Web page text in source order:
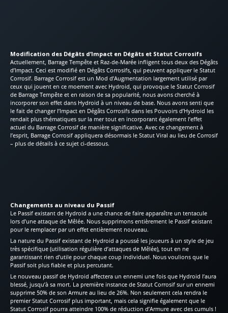
Modification des Dégâts d’Impact en Dégâts et Statut Corrosifs
Actuellement, Barrage Tempête et Raz-de-Marée infligent tous deux des Dégâts
d’Impact. Ceci est modifié en Dégâts Corrosifs, qui peuvent appliquer le Statut
Corrosif. Barrage Corrosif est un Mod d’Augmentation largement utilisé par
ceux qui jouent en ce moement avec Hydroid, qui provoque le Statut Corrosif
de Barrage Tempête et en raison de sa popularité, nous avons cherché à
incorporer son effet dans Hydroid à un niveau de base. Nous avons senti que
le fait de changer l’Impact en Dégâts Corrosifs dans les Pouvoirs d’Hydroid les
rendait plus thématiques sur la mer tout en incorporant également l’effet
actuel du Barrage Corrosif de manière significative. Avec ce changement à
l’esprit, Barrage Corrosif appliquera désormais le Statut Viral au lieu de Corrosif
– plus de détails à ce sujet ci-dessous.
Changements au niveau du Passif
Le Passif existant de Hydroid a une chance de faire apparaître un tentacule
lors d’une attaque de Mêlée. Nous supprimons entièrement le Passif existant
pour le remplacer par un effet entièrement nouveau.
La nature du Passif existant de Hydroid a poussé les joueurs à un style de jeu
très spécifique (utilisation régulière d’attaques de Mêlée), tout en ne
garantissant rien d’utile pour chaque coup individuel. Nous voulions que le
Passif soit plus fiable et plus percutant.
Le nouveau passif de Hydroid affectera un ennemi une fois que Hydroid l’aura
blessé, jusqu’à sa mort. La première instance de Statut Corrosif sur un ennemi
supprime 50% de son Armure au lieu de 26%. Non seulement cela rendra le
premier Statut Corrosif plus important, mais cela signifie également que le
Statut Corrosif pourra atteindre 100% de réduction d’Armure avec des cumuls !